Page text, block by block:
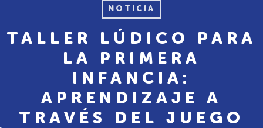
NOTICIA
TALLER LÚDICO PARA
LA PRIMERA
INFANCIA:
APRENDIZAJE A
TRAVÉS DEL JUEGO